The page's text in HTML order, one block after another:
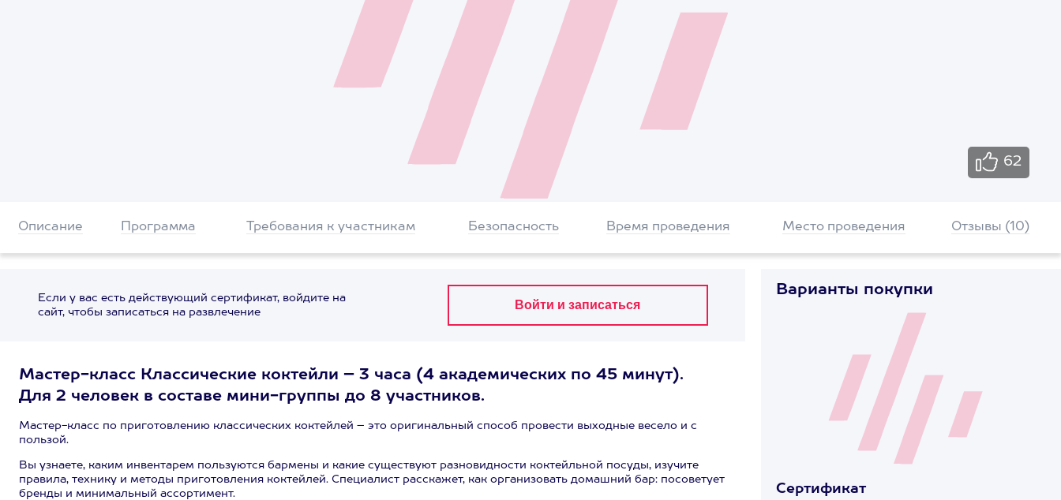
62
Описание Программа Требования к участникам Безопасность Время проведения Место проведения Отзывы (10)
Если у вас есть действующий сертификат, войдите на
сайт, чтобы записаться на развлечение
Мастер-класс Классические коктейли – 3 часа (4 академических по 45 минут).
Для 2 человек в составе мини-группы до 8 участников.
Мастер-класс по приготовлению классических коктейлей – это оригинальный способ провести выходные весело и с
пользой.
Вы узнаете, каким инвентарем пользуются бармены и какие существуют разновидности коктейльной посуды, изучите
правила, технику и методы приготовления коктейлей. Специалист расскажет, как организовать домашний бар: посоветует
бренды и минимальный ассортимент.
Варианты покупки
Сертификат